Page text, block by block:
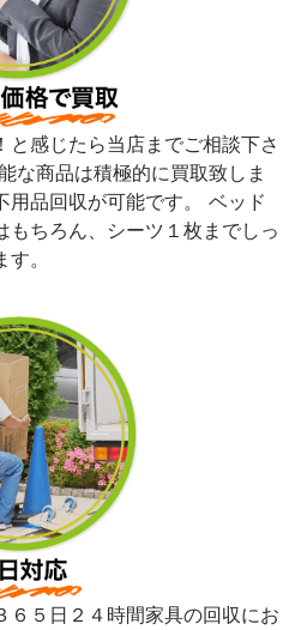
感じたら当店までご相談下さ
な商品は積極的に買取致しま
用品回収が可能です。 ベッド
ちろん、シーツ１枚までしっ
。
６５日２４時間家具の回収にお